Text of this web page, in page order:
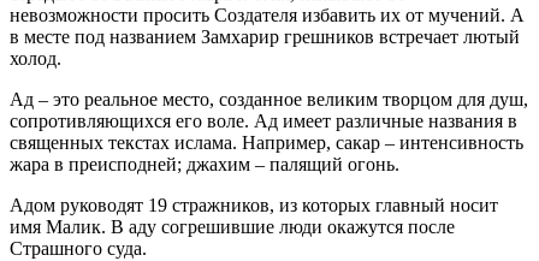
невозможности просить Создателя избавить их от мучений. А
в месте под названием Замхарир грешников встречает лютый
холод.
Ад – это реальное место, созданное великим творцом для душ,
сопротивляющихся его воле. Ад имеет различные названия в
священных текстах ислама. Например, сакар – интенсивность
жара в преисподней; джахим – палящий огонь.
Адом руководят 19 стражников, из которых главный носит
имя Малик. В аду согрешившие люди окажутся после
Страшного суда.